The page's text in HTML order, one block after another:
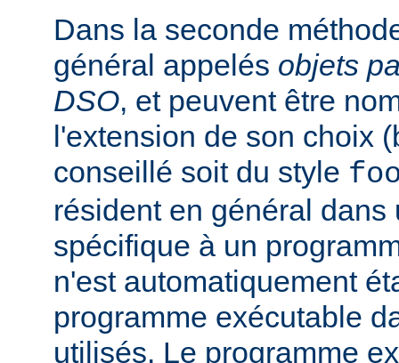
Dans la seconde
général appelés objets
DSO, et peuvent être
l'extension de son choix
conseillé soit du style
résident en général dans
spécifique à un
n'est automatiquement
programme exécutable
utilisés. Le programme